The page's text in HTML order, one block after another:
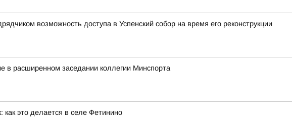
возможность доступа в Успенский собор на время его реконструкции
в расширенном заседании коллегии Минспорта
это делается в селе Фетинино